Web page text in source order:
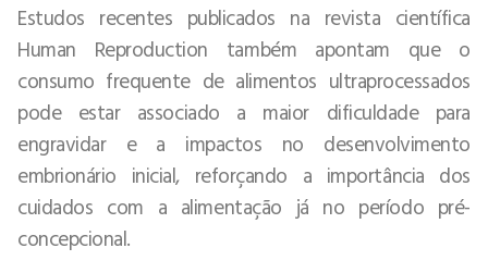
Estudos recentes publicados na revista científica
Human Reproduction também apontam que o
consumo frequente de alimentos ultraprocessados
pode estar associado a maior dificuldade para
engravidar e a impactos no desenvolvimento
embrionário inicial, reforçando a importância dos
cuidados com a alimentação já no período pré-
concepcional.